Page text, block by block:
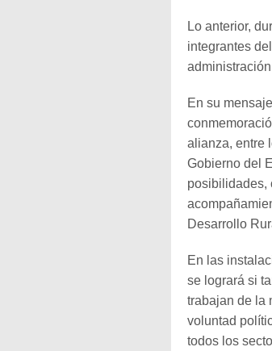
Lo anterior,
integrantes
En su
alianza, entre
Gobierno del
posibilidades,
Desarrollo
En las
se logrará si
trabajan de la
voluntad
todos los